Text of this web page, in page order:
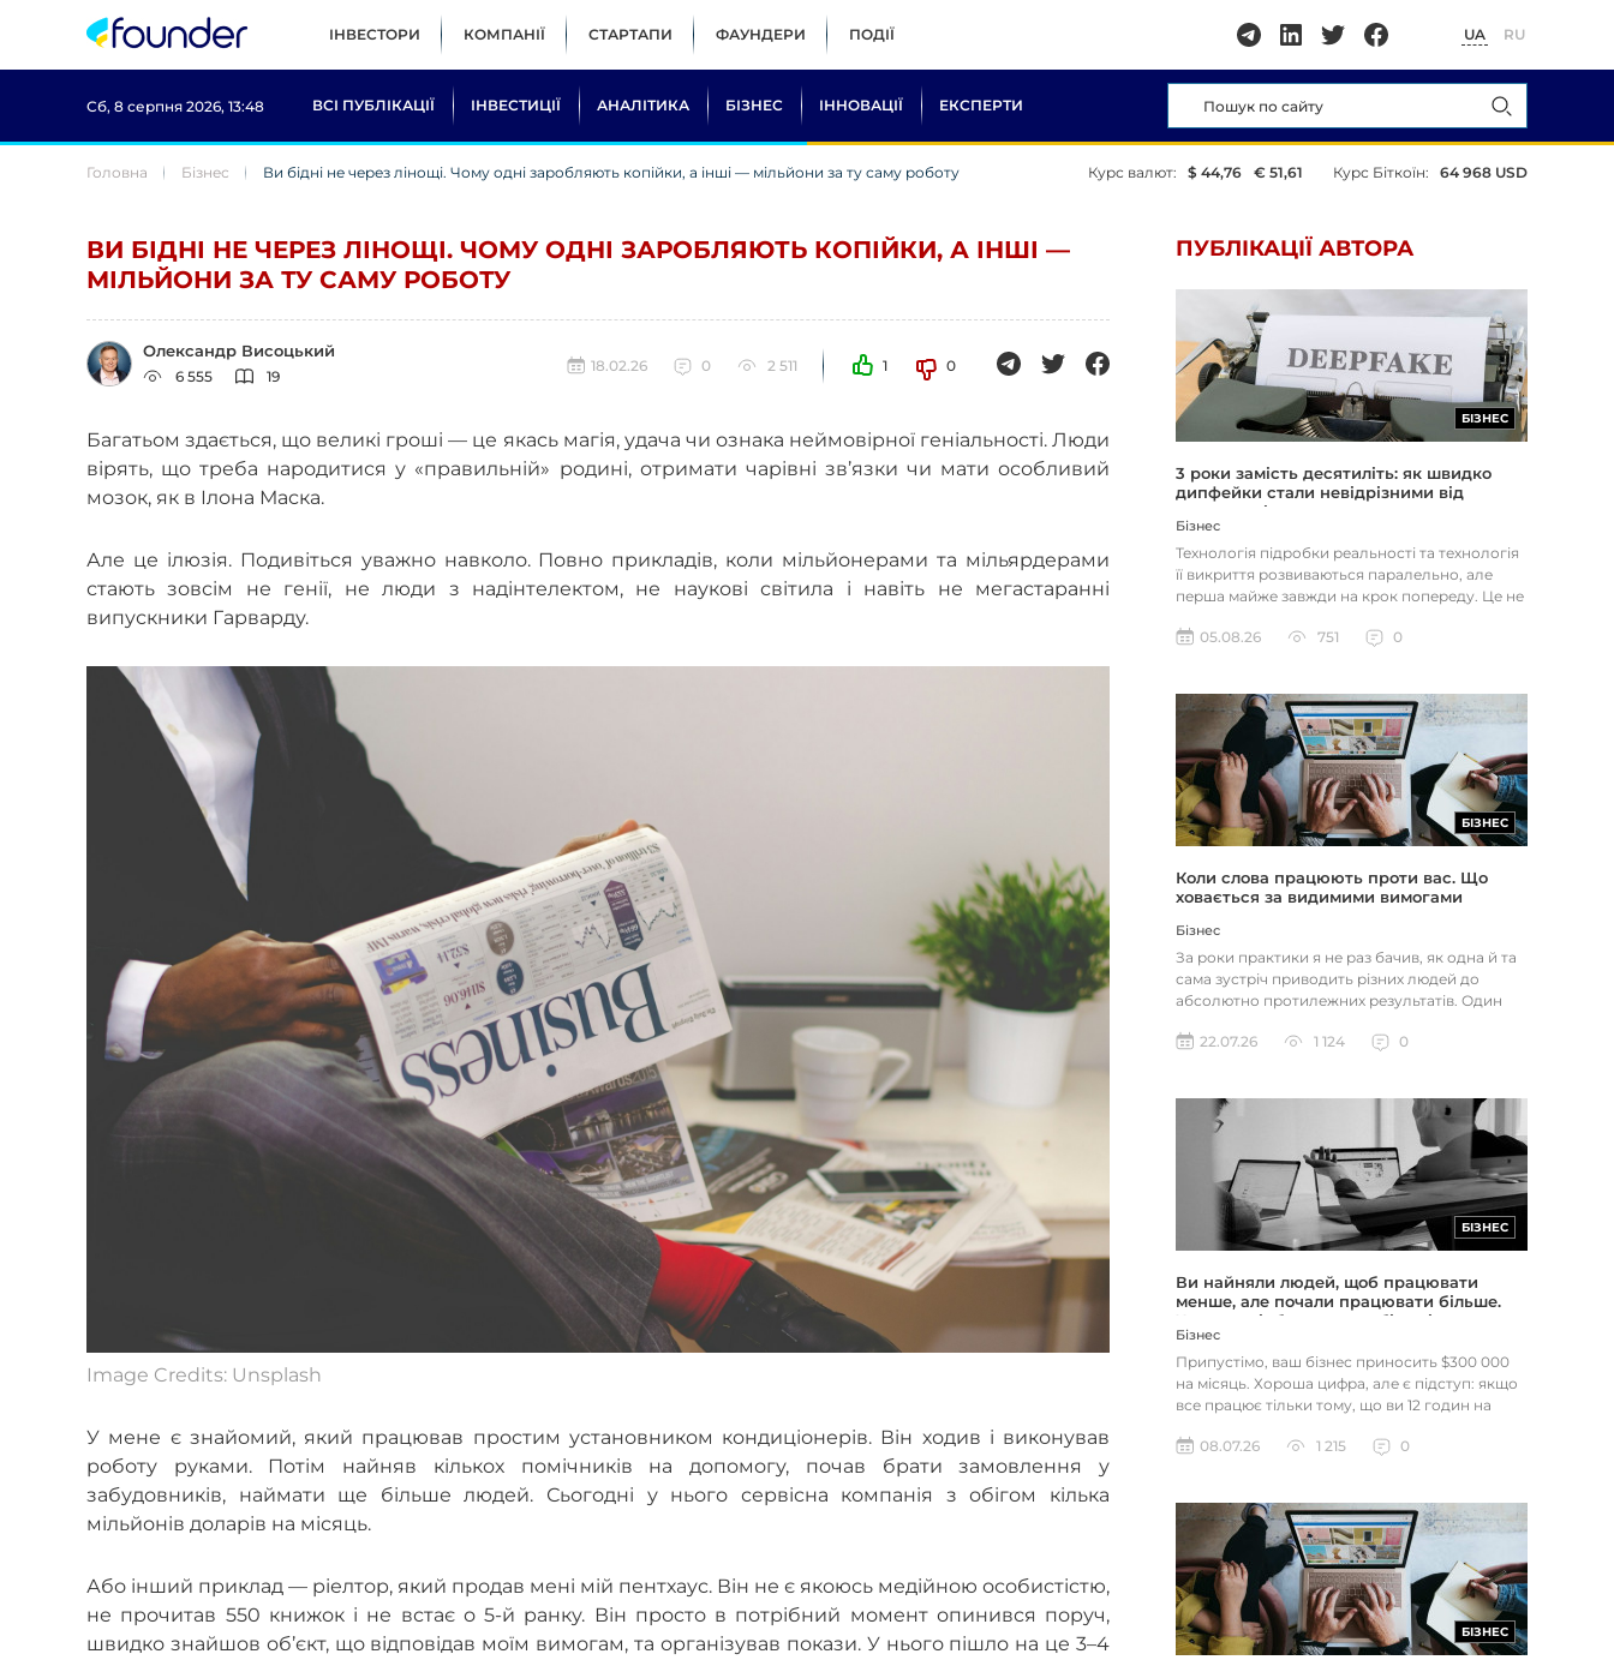
ІНВЕСТОРИ КОМПАНІЇ СТАРТАПИ ФАУНДЕРИ ПОДІЇ UA RU
Сб, 8 серпня 2026, 13:48 ВСІ ПУБЛІКАЦІЇ ІНВЕСТИЦІЇ АНАЛІТИКА БІЗНЕС ІННОВАЦІЇ ЕКСПЕРТИ
Головна Бізнес Ви бідні не через лінощі. Чому одні заробляють копійки, а інші — мільйони за ту саму роботу Курс валют: $ 44,76 € 51,61 Курс Біткоїн: 64 968 USD
ВИ БІДНІ НЕ ЧЕРЕЗ ЛІНОЩІ. ЧОМУ ОДНІ ЗАРОБЛЯЮТЬ КОПІЙКИ, А ІНШІ —
МІЛЬЙОНИ ЗА ТУ САМУ РОБОТУ
Олександр Висоцький
6 555 19
18.02.26 0 2 511 1 0
Багатьом здається, що великі гроші — це якась магія, удача чи ознака неймовірної геніальності. Люди
вірять, що треба народитися у «правильній» родині, отримати чарівні зв’язки чи мати особливий
мозок, як в Ілона Маска.
Але це ілюзія. Подивіться уважно навколо. Повно прикладів, коли мільйонерами та мільярдерами
стають зовсім не генії, не люди з надінтелектом, не наукові світила і навіть не мегастаранні
випускники Гарварду.
Image Credits: Unsplash
У мене є знайомий, який працював простим установником кондиціонерів. Він ходив і виконував
роботу руками. Потім найняв кількох помічників на допомогу, почав брати замовлення у
забудовників, наймати ще більше людей. Сьогодні у нього сервісна компанія з обігом кілька
мільйонів доларів на місяць.
Або інший приклад — ріелтор, який продав мені мій пентхаус. Він не є якоюсь медійною особистістю,
не прочитав 550 книжок і не встає о 5-й ранку. Він просто в потрібний момент опинився поруч,
швидко знайшов об’єкт, що відповідав моїм вимогам, та організував покази. У нього пішло на це 3–4
ПУБЛІКАЦІЇ АВТОРА
БІЗНЕС
3 роки замість десятиліть: як швидко
дипфейки стали невідрізними від
реальності
Бізнес
Технологія підробки реальності та технологія
її викриття розвиваються паралельно, але
перша майже завжди на крок попереду. Це не
05.08.26
751 0
БІЗНЕС
Коли слова працюють проти вас. Що
ховається за видимими вимогами
Бізнес
За роки практики я не раз бачив, як одна й та
сама зустріч приводить різних людей до
абсолютно протилежних результатів. Один
22.07.26
1 124 0
БІЗНЕС
Ви найняли людей, щоб працювати
менше, але почали працювати більше.
Чому це відбувається з більшістю
підприємців
Бізнес
Припустімо, ваш бізнес приносить $300 000
на місяць. Хороша цифра, але є підступ: якщо
все працює тільки тому, що ви 12 годин на
08.07.26
1 215 0
БІЗНЕС